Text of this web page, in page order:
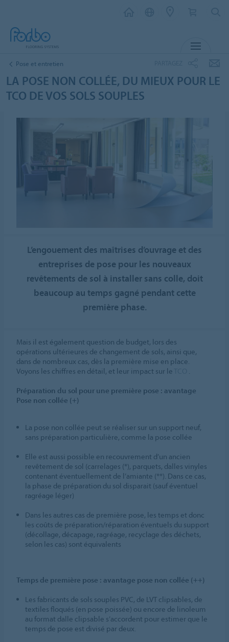
Pose et entretien
LA POSE NON COLLÉE, DU MIEUX POUR LE
TCO DE VOS SOLS SOUPLES
L’engouement des maîtrises d’ouvrage et des
entreprises de pose pour les nouveaux
revêtements de sol à installer sans colle, doit
beaucoup au temps gagné pendant cette
première phase.
Mais il est également question de budget, lors des
opérations ultérieures de changement de sols, ainsi que,
dans de nombreux cas, dès la première mise en place.
Voyons les chiffres en détail, et leur impact sur le
.
Préparation du sol pour une première pose : avantage
Pose non collée (+)
La pose non collée peut se réaliser sur un support neuf,
sans préparation particulière, comme la pose collée
Elle est aussi possible en recouvrement d’un ancien
revêtement de sol (carrelages (*), parquets, dalles vinyles
contenant éventuellement de l’amiante (**). Dans ce cas,
la phase de préparation du sol disparait (sauf éventuel
ragréage léger)
Dans les autres cas de première pose, les temps et donc
les coûts de préparation/réparation éventuels du support
(décollage, décapage, ragréage, recyclage des déchets,
selon les cas) sont équivalents
Temps de première pose : avantage pose non collée (++)
Les fabricants de sols souples PVC, de LVT clipsables, de
textiles floqués (en pose poissée) ou encore de linoleum
au format dalle clipsable s’accordent pour estimer que le
temps de pose est divisé par deux.